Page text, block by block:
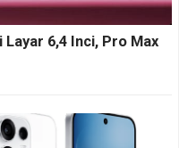
6,4 Inci, Pro Max